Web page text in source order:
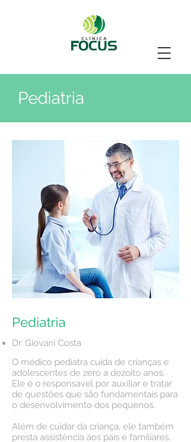
Pediatria
Pediatria
Dr. Giovani Costa
O médico pediatra cuida de crianças e
adolescentes de zero a dezoito anos.
Ele é o responsável por auxiliar e tratar
de questões que são fundamentais para
o desenvolvimento dos pequenos.
Além de cuidar da criança, ele também
presta assistência aos pais e familiares,